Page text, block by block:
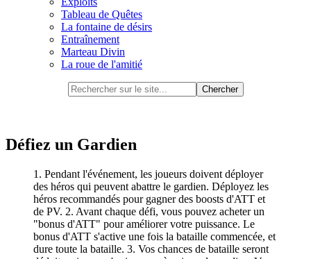
Tableau de Quêtes
La fontaine de désirs
Entraînement
Marteau Divin
La roue de l'amitié
Défiez un Gardien
1. Pendant l'événement, les joueurs doivent déployer
des héros qui peuvent abattre le gardien. Déployez les
héros recommandés pour gagner des boosts d'ATT et
de PV. 2. Avant chaque défi, vous pouvez acheter un
"bonus d'ATT" pour améliorer votre puissance. Le
bonus d'ATT s'active une fois la bataille commencée, et
dure toute la bataille. 3. Vos chances de bataille seront